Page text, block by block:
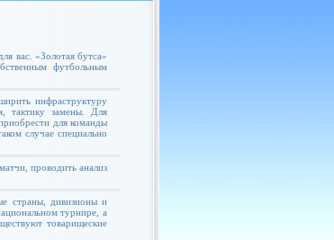
вас. «Золотая бутса»
футбольным
инфраструктуру
тактику замены. Для
для команды
случае специально
проводить анализ
страны, дивизионы и
турнире, а
товарищеские